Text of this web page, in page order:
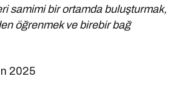
samimi bir ortamda buluşturmak,
öğrenmek ve birebir bağ
2025